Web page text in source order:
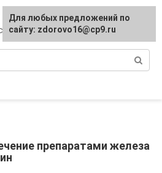
препаратами железа
Для любых предложений по
сайту: zdorovo16@cp9.ru